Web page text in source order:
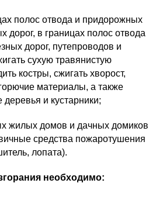
полос отвода и придорожных
дорог, в границах полос отвода
дорог, путепроводов и
сухую травянистую
костры, сжигать хворост,
материалы, а также
деревья и кустарники;
жилых домов и дачных домиков
средства пожаротушения
лопата).
необходимо: